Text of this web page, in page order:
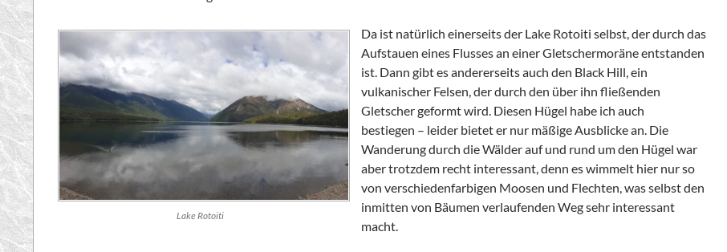
Lake Rotoiti
Da ist natürlich einerseits der Lake Rotoiti selbst, der durch das
Aufstauen eines Flusses an einer Gletschermoräne entstanden
ist. Dann gibt es andererseits auch den Black Hill, ein
vulkanischer Felsen, der durch den über ihn fließenden
Gletscher geformt wird. Diesen Hügel habe ich auch
bestiegen – leider bietet er nur mäßige Ausblicke an. Die
Wanderung durch die Wälder auf und rund um den Hügel war
aber trotzdem recht interessant, denn es wimmelt hier nur so
von verschiedenfarbigen Moosen und Flechten, was selbst den
inmitten von Bäumen verlaufenden Weg sehr interessant
macht.